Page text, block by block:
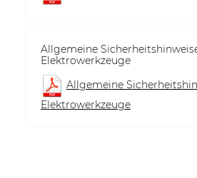
Allgemeine
Elektrowerkzeuge
Allgemeine
Elektrowerkzeuge